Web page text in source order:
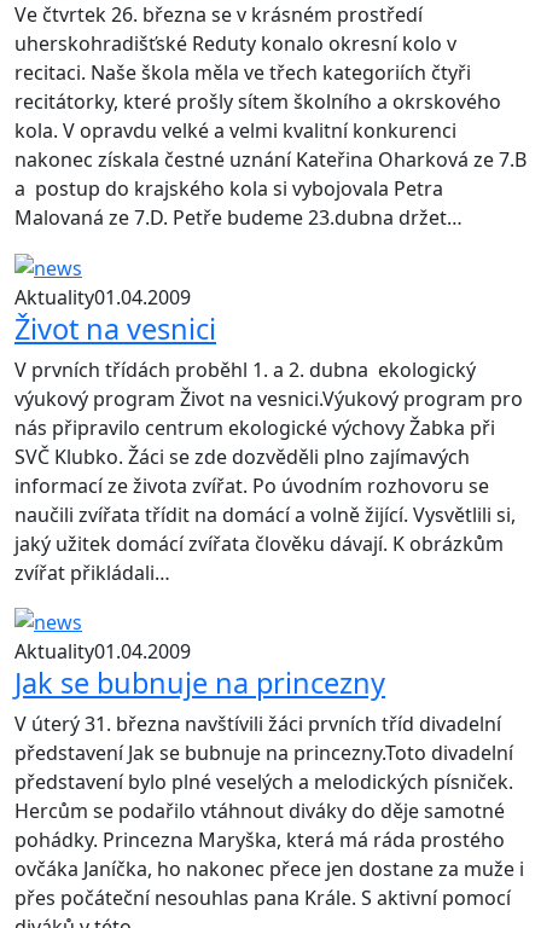
Ve čtvrtek 26. března se v krásném prostředí
uherskohradišťské Reduty konalo okresní kolo v
recitaci. Naše škola měla ve třech kategoriích čtyři
recitátorky, které prošly sítem školního a okrskového
kola. V opravdu velké a velmi kvalitní konkurenci
nakonec získala čestné uznání Kateřina Oharková ze 7.B
a postup do krajského kola si vybojovala Petra
Malovaná ze 7.D. Petře budeme 23.dubna držet…
Aktuality01.04.2009
Život na vesnici
V prvních třídách proběhl 1. a 2. dubna ekologický
výukový program Život na vesnici.Výukový program pro
nás připravilo centrum ekologické výchovy Žabka při
SVČ Klubko. Žáci se zde dozvěděli plno zajímavých
informací ze života zvířat. Po úvodním rozhovoru se
naučili zvířata třídit na domácí a volně žijící. Vysvětlili si,
jaký užitek domácí zvířata člověku dávají. K obrázkům
zvířat přikládali…
Aktuality01.04.2009
Jak se bubnuje na princezny
V úterý 31. března navštívili žáci prvních tříd divadelní
představení Jak se bubnuje na princezny.Toto divadelní
představení bylo plné veselých a melodických písniček.
Hercům se podařilo vtáhnout diváky do děje samotné
pohádky. Princezna Maryška, která má ráda prostého
ovčáka Janíčka, ho nakonec přece jen dostane za muže i
přes počáteční nesouhlas pana Krále. S aktivní pomocí